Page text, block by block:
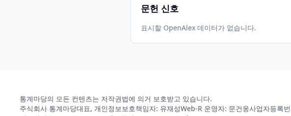
문헌 신호
표시할 OpenAlex 데이터가 없습니다.
통계마당의 모든 컨텐츠는 저작권법에 의거 보호받고 있습니다.
주식회사 통계마당대표, 개인정보보호책임자: 유재성Web-R 운영자: 문건웅사업자등록